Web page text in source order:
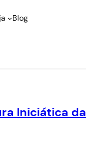
Blog
Iniciática da